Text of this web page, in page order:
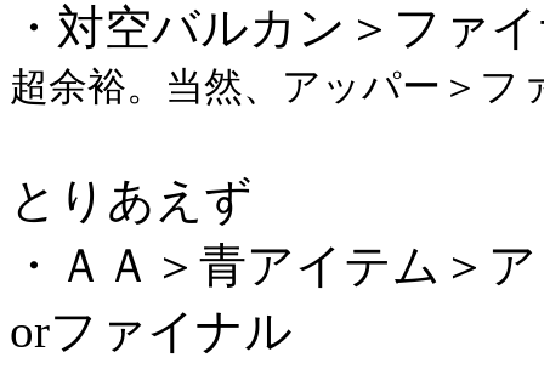
・対空バルカン＞ファ
超余裕。当然、アッパー＞フ
とりあえず
・ＡＡ＞青アイテム＞
orファイナル